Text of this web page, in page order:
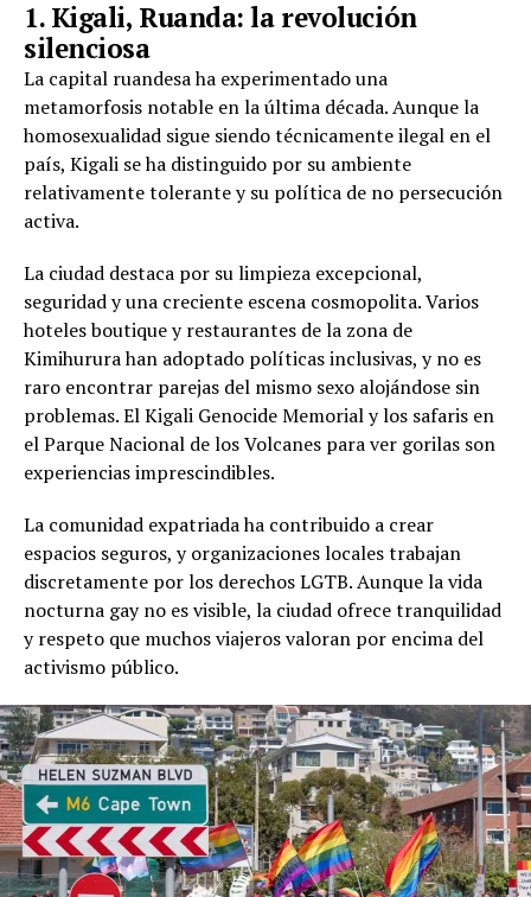
1. Kigali, Ruanda: la revolución
silenciosa
La capital ruandesa ha experimentado una
metamorfosis notable en la última década. Aunque la
homosexualidad sigue siendo técnicamente ilegal en el
país, Kigali se ha distinguido por su ambiente
relativamente tolerante y su política de no persecución
activa.
La ciudad destaca por su limpieza excepcional,
seguridad y una creciente escena cosmopolita. Varios
hoteles boutique y restaurantes de la zona de
Kimihurura han adoptado políticas inclusivas, y no es
raro encontrar parejas del mismo sexo alojándose sin
problemas. El Kigali Genocide Memorial y los safaris en
el Parque Nacional de los Volcanes para ver gorilas son
experiencias imprescindibles.
La comunidad expatriada ha contribuido a crear
espacios seguros, y organizaciones locales trabajan
discretamente por los derechos LGTB. Aunque la vida
nocturna gay no es visible, la ciudad ofrece tranquilidad
y respeto que muchos viajeros valoran por encima del
activismo público.